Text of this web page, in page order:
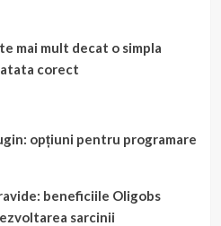
mai mult decat o simpla
corect
opțiuni pentru programare
beneficiile Oligobs
sarcinii